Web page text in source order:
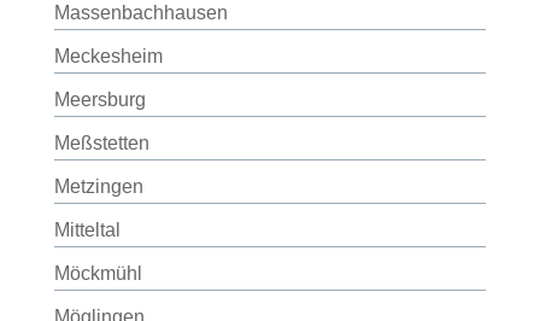
Massenbachhausen
Meckesheim
Meersburg
Meßstetten
Metzingen
Mitteltal
Möckmühl
Möglingen